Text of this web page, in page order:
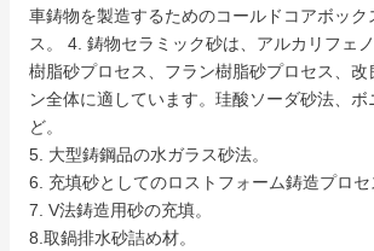
車鋳物を製造するためのコールドコアボック
ス。 4. 鋳物セラミック砂は、アルカリフェ
樹脂砂プロセス、フラン樹脂砂プロセス、改
ン全体に適しています。珪酸ソーダ砂法、ボ
ど。
5. 大型鋳鋼品の水ガラス砂法。
6. 充填砂としてのロストフォーム鋳造プロセ
7. V法鋳造用砂の充填。
8.取鍋排水砂詰め材。